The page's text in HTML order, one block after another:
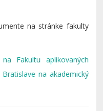
na stránke fakulty
Fakultu aplikovaných
na akademický